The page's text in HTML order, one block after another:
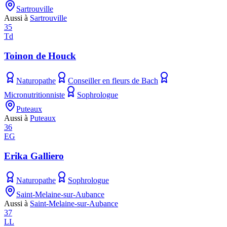
Sartrouville
Aussi à Sartrouville
35
Td
Toinon de Houck
Naturopathe
Conseiller en fleurs de Bach
Micronutritionniste
Sophrologue
Puteaux
Aussi à Puteaux
36
EG
Erika Galliero
Naturopathe
Sophrologue
Saint-Melaine-sur-Aubance
Aussi à Saint-Melaine-sur-Aubance
37
LL